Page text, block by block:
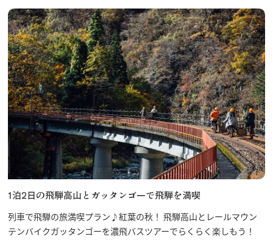
1泊2日の飛騨高山とガッタンゴーで飛騨を満喫
列車で飛騨の旅満喫プラン♪紅葉の秋！ 飛騨高山とレールマウン
テンバイクガッタンゴーを濃飛バスツアーでらくらく楽しもう！